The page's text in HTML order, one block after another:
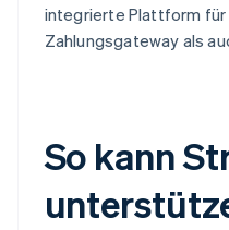
integrierte Plattform für
Zahlungsgateway als
So kann